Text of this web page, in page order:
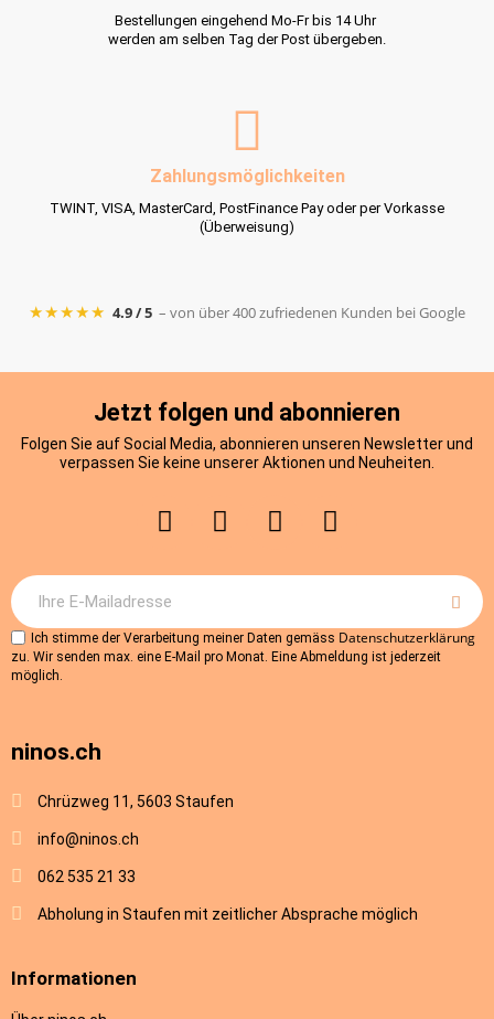
Bestellungen eingehend Mo-Fr bis 14 Uhr
werden am selben Tag der Post übergeben.
Zahlungsmöglichkeiten
TWINT, VISA, MasterCard, PostFinance Pay oder per Vorkasse
(Überweisung)
★★★★★ 4.9 / 5 – von über 400 zufriedenen Kunden bei Google
Jetzt folgen und abonnieren
Folgen Sie auf Social Media, abonnieren unseren Newsletter und
verpassen Sie keine unserer Aktionen und Neuheiten.
Ich stimme der Verarbeitung meiner Daten gemäss Datenschutzerklärung
zu. Wir senden max. eine E-Mail pro Monat. Eine Abmeldung ist jederzeit
möglich.
ninos.ch
Chrüzweg 11, 5603 Staufen
info@ninos.ch
062 535 21 33
Abholung in Staufen mit zeitlicher Absprache möglich
Informationen